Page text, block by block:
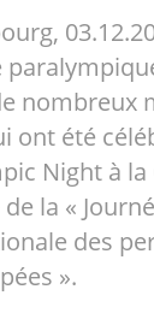
nombreux
ont été
Night à la
la «
des
».